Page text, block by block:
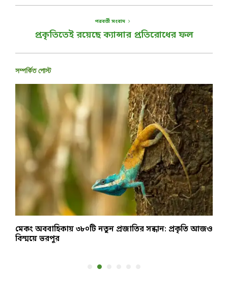
পরবর্তী সংবাদ
প্রকৃতিতেই রয়েছে ক্যান্সার প্রতিরোধের ফল
সম্পর্কিত পোস্ট
মেকং অববাহিকায় ৩৮০টি নতুন প্রজাতির সন্ধান: প্রকৃতি আজও
বিস্ময়ে ভরপুর